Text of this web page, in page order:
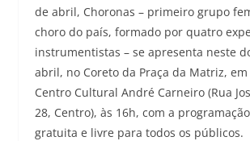
de abril, Choronas – primeiro grupo
choro do país, formado por quatro
instrumentistas – se apresenta neste
abril, no Coreto da Praça da Matriz,
Centro Cultural André Carneiro (Rua
28, Centro), às 16h, com a
gratuita e livre para todos os públicos.